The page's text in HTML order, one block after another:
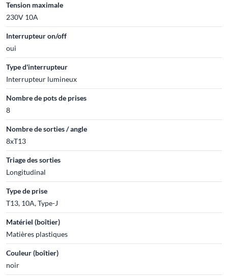
Tension maximale
230V 10A
Interrupteur on/off
oui
Type d'interrupteur
Interrupteur lumineux
Nombre de pots de prises
8
Nombre de sorties / angle
8xT13
Triage des sorties
Longitudinal
Type de prise
T13, 10A, Type-J
Matériel (boîtier)
Matières plastiques
Couleur (boîtier)
noir